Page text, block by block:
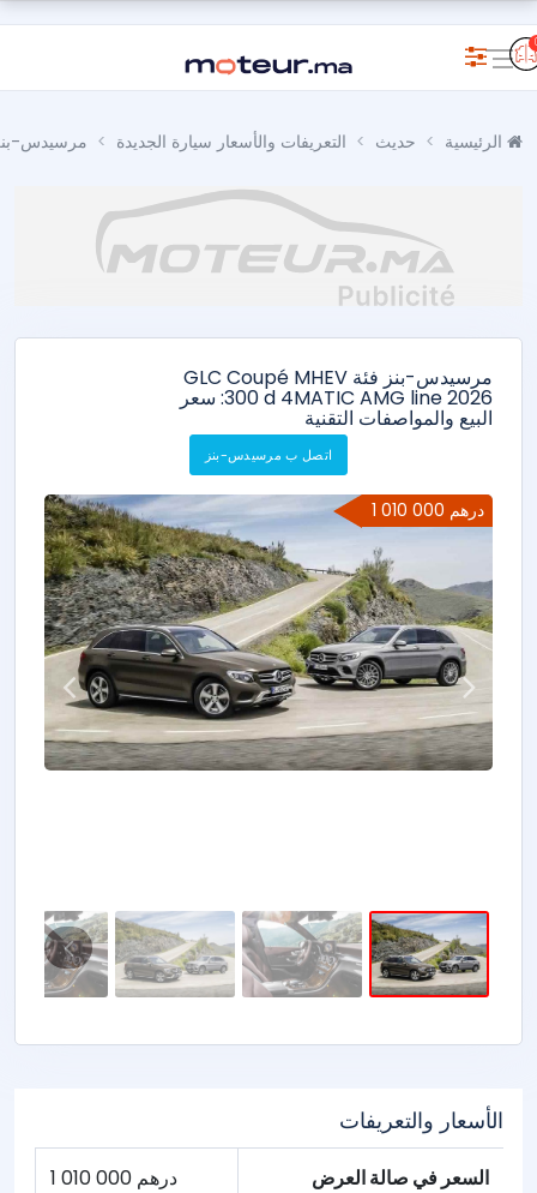
حديث التعريفات والأسعار سيارة الجديدة مرسيدس-
مرسيدس-بنز فئة GLC Coupé MHEV
300 d 4MATIC AMG line 2026: سعر
البيع والمواصفات التقنية
اتصل ب مرسيدس-بنز
1 010 000 درهم
الأسعار والتعريفات
السعر في صالة العرض 1 010 000 درهم